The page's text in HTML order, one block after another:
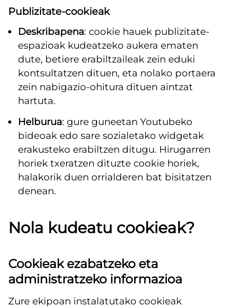
Publizitate-cookieak
Deskribapena: cookie hauek publizitate-
espazioak kudeatzeko aukera ematen
dute, betiere erabiltzaileak zein eduki
kontsultatzen dituen, eta nolako portaera
zein nabigazio-ohitura dituen aintzat
hartuta.
Helburua: gure guneetan Youtubeko
bideoak edo sare sozialetako widgetak
erakusteko erabiltzen ditugu. Hirugarren
horiek txeratzen dituzte cookie horiek,
halakorik duen orrialderen bat bisitatzen
denean.
Nola kudeatu cookieak?
Cookieak ezabatzeko eta
administratzeko informazioa
Zure ekipoan instalatutako cookieak